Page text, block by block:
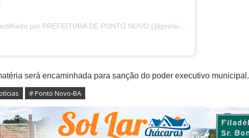
Uma publicação compartilhada por PREFEITURA DE PONTO NOVO (@prefeitura.pn
será encaminhada para sanção do poder executivo municipal.
# Ponto Novo-BA